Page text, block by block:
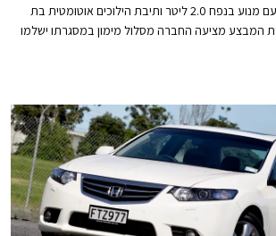
אקורד בגרסת לוקצ'ורי עם מנוע בנפח 2.0 ליטר ותיבת הילוכים אוטומטית בת
המבצע מציעה החברה מסלול מימון במסגרתו ישלמו
חובה ומקיף במתנה למשך שנה שלמה. המבצע